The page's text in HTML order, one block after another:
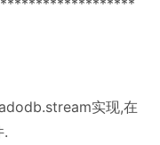
实现,在
.